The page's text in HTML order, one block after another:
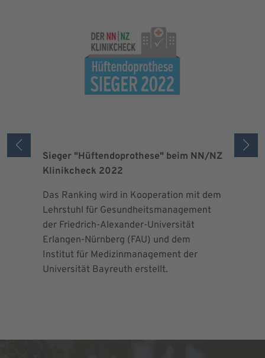
Sieger "Hüftendoprothese" beim NN/NZ
Klinikcheck 2022
Das Ranking wird in Kooperation mit dem
Lehrstuhl für Gesundheitsmanagement
der Friedrich-Alexander-Universität
Erlangen-Nürnberg (FAU) und dem
Institut für Medizinmanagement der
Universität Bayreuth erstellt.